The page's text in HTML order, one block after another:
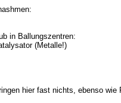
:
in Ballungszentren:
(Metalle!)
hier fast nichts, ebenso wie